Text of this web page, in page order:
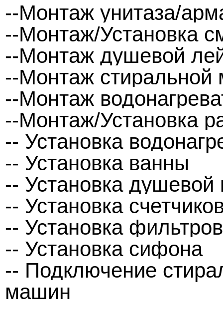
--Монтаж унитаза/
--Монтаж/Установка
--Монтаж душевой
--Монтаж стиральной
--Монтаж
--Монтаж/Установка
-- Установка
-- Установка ванны
-- Установка душевой
-- Установка
-- Установка
-- Установка сифона
-- Подключение
машин